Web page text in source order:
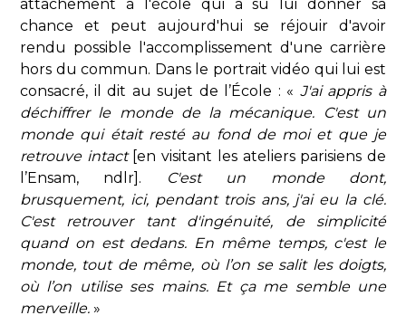
attachement à l'école qui a su lui donner sa
chance et peut aujourd'hui se réjouir d'avoir
rendu possible l'accomplissement d'une carrière
hors du commun. Dans le portrait vidéo qui lui est
consacré, il dit au sujet de l’École : « J'ai appris à
déchiffrer le monde de la mécanique. C'est un
monde qui était resté au fond de moi et que je
retrouve intact[en visitant les ateliers parisiens de
l’Ensam, ndlr].
C'est un monde dont,
brusquement, ici, pendant trois ans, j'ai eu la clé.
C'est retrouver tant d'ingénuité, de simplicité
quand on est dedans. En même temps, c'est le
monde, tout de même, où l’on se salit les doigts,
où l’on utilise ses mains. Et ça me semble une
merveille. »